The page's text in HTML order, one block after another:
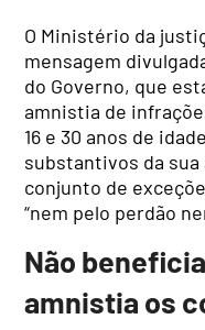
O Ministério da
mensagem
do Governo, que
amnistia de
16 e 30 anos de
substantivos da sua
conjunto de
“nem pelo perdão
Não
amnistia os